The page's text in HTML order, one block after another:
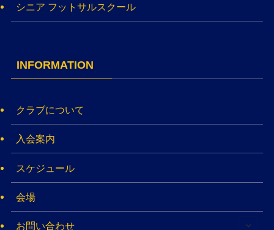
シニア フットサルスクール
INFORMATION
クラブについて
入会案内
スケジュール
会場
お問い合わせ